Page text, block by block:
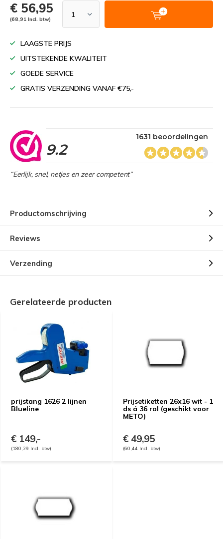
€ 56,95
(68,91 Incl. btw)
LAAGSTE PRIJS
UITSTEKENDE KWALITEIT
GOEDE SERVICE
GRATIS VERZENDING VANAF €75,-
9.2
1631 beoordelingen
“Eerlijk, snel, netjes en zeer competent”
Productomschrijving
Reviews
Verzending
Gerelateerde producten
prijstang 1626 2 lijnen
Blueline
€ 149,-
(180,29 Incl. btw)
Prijsetiketten 26x16 wit - 1
ds á 36 rol (geschikt voor
METO)
€ 49,95
(60,44 Incl. btw)